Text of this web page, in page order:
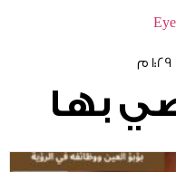
1:29 م
بها